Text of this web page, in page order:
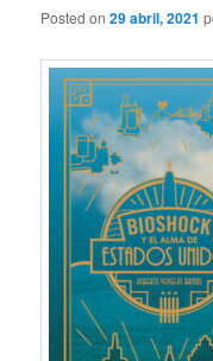
Posted on29 abril, 2021